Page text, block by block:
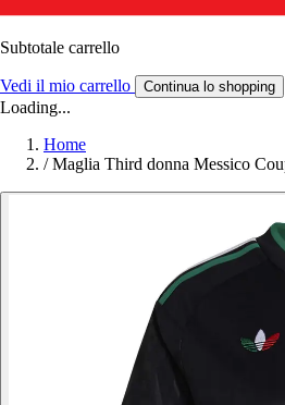
Subtotale carrello
Vedi il mio carrello Continua lo shopping
Loading...
Home
/ Maglia Third donna Messico